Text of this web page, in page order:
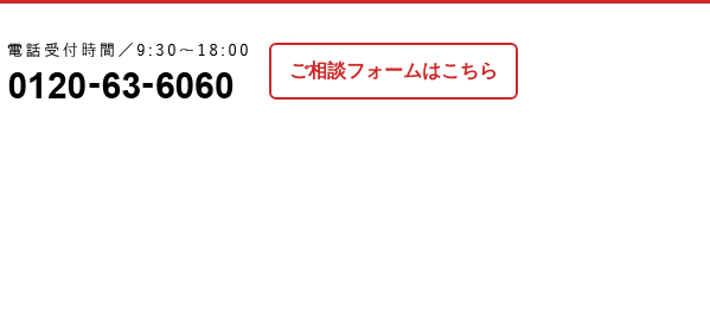
ご相談フォームはこちら